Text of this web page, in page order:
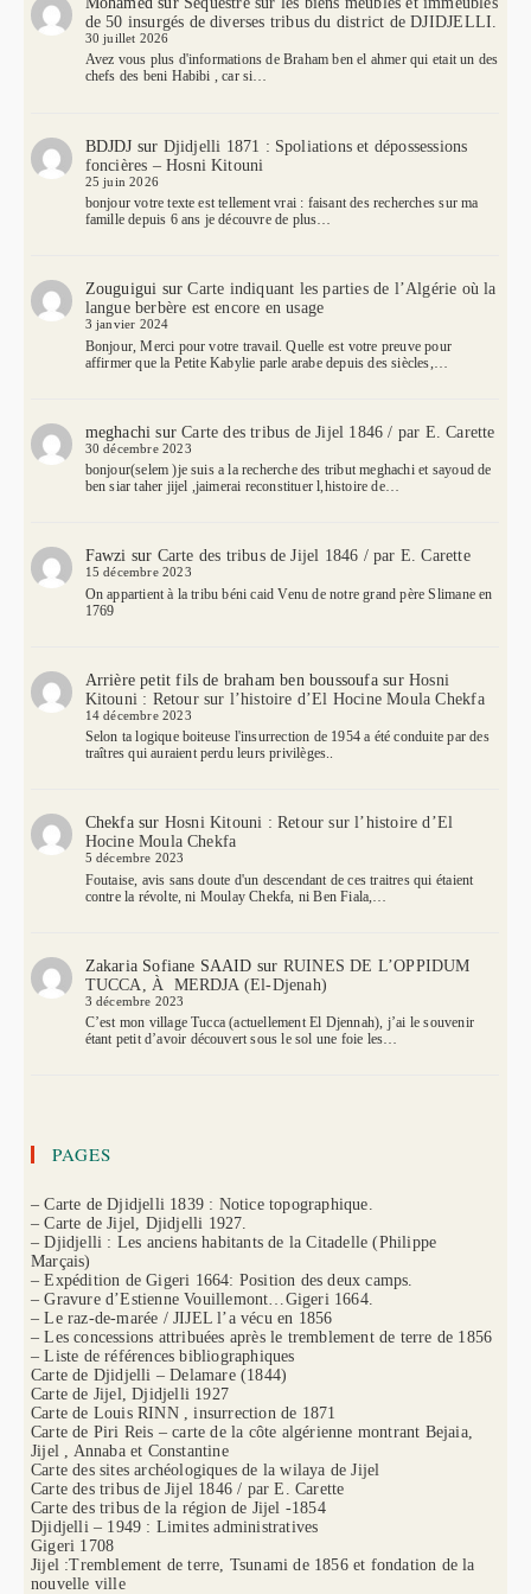
de 50 insurgés de diverses tribus du district de DJIDJELLI.
30 juillet 2026
Avez vous plus d'informations de Braham ben el ahmer qui etait un des
chefs des beni Habibi , car si…
BDJDJ sur Djidjelli 1871 : Spoliations et dépossessions
foncières – Hosni Kitouni
25 juin 2026
bonjour votre texte est tellement vrai : faisant des recherches sur ma
famille depuis 6 ans je découvre de plus…
Zouguigui surCarte indiquant les parties de l’Algérie où la
langue berbère est encore en usage
3 janvier 2024
Bonjour, Merci pour votre travail. Quelle est votre preuve pour
affirmer que la Petite Kabylie parle arabe depuis des siècles,…
meghachi surCarte des tribus de Jijel 1846 / par E. Carette
30 décembre 2023
bonjour(selem )je suis a la recherche des tribut meghachi et sayoud de
ben siar taher jijel ,jaimerai reconstituer l,histoire de…
Fawzi sur Carte des tribus de Jijel 1846 / par E. Carette
15 décembre 2023
On appartient à la tribu béni caid Venu de notre grand père Slimane en
1769
Arrière petit fils de braham ben boussoufasur Hosni
Kitouni : Retour sur l’histoire d’El Hocine Moula Chekfa
14 décembre 2023
Selon ta logique boiteuse l'insurrection de 1954 a été conduite par des
traîtres qui auraient perdu leurs privilèges..
Chekfasur Hosni Kitouni : Retour sur l’histoire d’El
Hocine Moula Chekfa
5 décembre 2023
Foutaise, avis sans doute d'un descendant de ces traitres qui étaient
contre la révolte, ni Moulay Chekfa, ni Ben Fiala,…
Zakaria Sofiane SAAID sur RUINES DE L’OPPIDUM
TUCCA, À MERDJA (El-Djenah)
3 décembre 2023
C’est mon village Tucca (actuellement El Djennah), j’ai le souvenir
étant petit d’avoir découvert sous le sol une foie les…
PAGES
– Carte de Djidjelli 1839 : Notice topographique.
– Carte de Jijel, Djidjelli 1927.
– Djidjelli : Les anciens habitants de la Citadelle (Philippe
Marçais)
– Expédition de Gigeri 1664: Position des deux camps.
– Gravure d’Estienne Vouillemont…Gigeri 1664.
– Le raz-de-marée / JIJEL l’a vécu en 1856
– Les concessions attribuées après le tremblement de terre de 1856
– Liste de références bibliographiques
Carte de Djidjelli – Delamare (1844)
Carte de Jijel, Djidjelli 1927
Carte de Louis RINN , insurrection de 1871
Carte de Piri Reis – carte de la côte algérienne montrant Bejaia,
Jijel , Annaba et Constantine
Carte des sites archéologiques de la wilaya de Jijel
Carte des tribus de Jijel 1846 / par E. Carette
Carte des tribus de la région de Jijel -1854
Djidjelli – 1949 : Limites administratives
Gigeri 1708
Jijel :Tremblement de terre, Tsunami de 1856 et fondation de la
nouvelle ville